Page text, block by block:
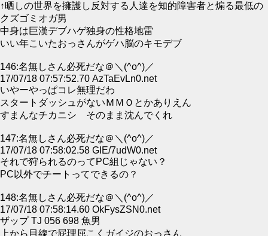
↑晒しの世界を擁護し反対する人達を知的障害者と煽る最低の
クズゴミオガ男
中身は巨漢デブハゲ独身の性格地雷
いい年こいたおっさんがゲハ脳のキモデブ
146:名無しさん必死だな＠＼(^o^)／
17/07/18 07:57:52.70 AzTaEvLn0.net
いやーやっぱコレ無理だわ
スタートダッシュがないＭＭＯとかありえん
すまんなチカニシ そのまま沈んでくれ
147:名無しさん必死だな＠＼(^o^)／
17/07/18 07:58:02.58 GIE/7udW0.net
それで狩られるのってPC組じゃない？
PC以外でチートってできるの？
148:名無しさん必死だな＠＼(^o^)／
17/07/18 07:58:14.60 OkFysZSN0.net
ザップ TJ 056 698 魚男
上から目線で屁理屈こくガイジのおっさん